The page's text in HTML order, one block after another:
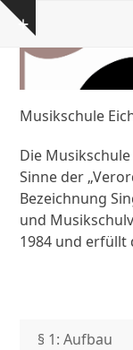
Skip
content
Show
notice
Open
mobile
Close
mobile
Musikschule
Die
Sinne der
Bezeichnung
und
1984 und erfüllt
§ 1: Aufbau